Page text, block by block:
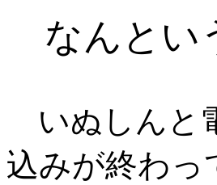
なんとい
いぬしんと
込みが終わっ